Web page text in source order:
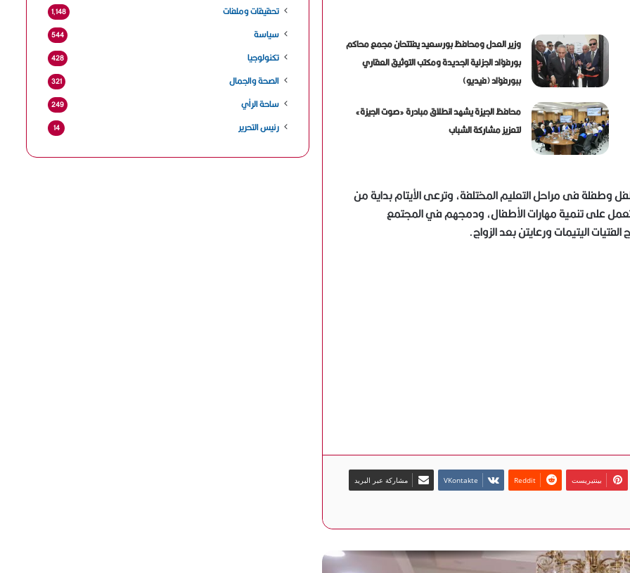
وزير العدل ومحافظ بورسعيد يفتتحان مجمع محاكم
بورفؤاد الجزئية الجديدة ومكتب التوثيق العقاري
ببورفؤاد (فيديو)
محافظ الجيزة يشهد انطلاق مبادرة «صوت الجيزة»
لتعزيز مشاركة الشباب
جمعية أولادي من أقدم الدور بالمعادي، وتضم ٣٧٥ طفل وطفلة فى مراحل التعليم المختلفة، وترعى الأيتام بداية من
على تنمية مهارات الأطفال، ودمجهم في المجتمع
اليتيمات ورعايتن بعد الزواج.
بينتيريست مشاركة عبر البريد
محافظة البحر الأحمر تتخذ إجراءات حاسمة ضد مخالفات
بعد حصولها على 15 درجة بالثانوية العامة.. أسرة طالبة
متفوقة في البحيرة تتقدم بتظلم رسمي
تحقيقات وملفات 1٬148
سياسة 544
تكنولوجيا 428
الصحة والجمال 321
ساحة الرأي 249
رئيس التحرير 14